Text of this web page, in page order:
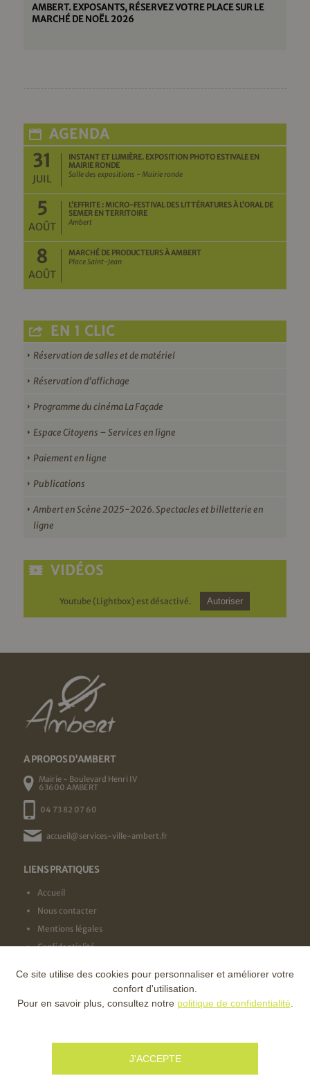
AMBERT. EXPOSANTS, RÉSERVEZ VOTRE PLACE SUR LE
MARCHÉ DE NOËL 2026
AGENDA
31
JUIL
INSTANT ET LUMIÈRE. EXPOSITION PHOTO ESTIVALE EN
MAIRIE RONDE
Salle des expositions - Mairie ronde
5
AOÛT
L’EFFRITE : MICRO-FESTIVAL DES LITTÉRATURES À L’ORAL DE
SEMER EN TERRITOIRE
Ambert
8
AOÛT
MARCHÉ DE PRODUCTEURS À AMBERT
Place Saint-Jean
EN 1 CLIC
Réservation de salles et de matériel
Réservation d’affichage
Programme du cinéma La Façade
Espace Citoyens – Services en ligne
Paiement en ligne
Publications
Ambert en Scène 2025-2026. Spectacles et billetterie en
ligne
VIDÉOS
Youtube (Lightbox) est désactivé. Autoriser
A PROPOS D'AMBERT
Mairie - Boulevard Henri IV
63600 AMBERT
04 73 82 07 60
accueil@services-ville-ambert.fr
LIENS PRATIQUES
Accueil
Nous contacter
Mentions légales
Confidentialité
NOS LABELS
Ce site utilise des cookies pour personnaliser et améliorer votre
confort d'utilisation.
Pour en savoir plus, consultez notre politique de confidentialité
J'ACCEPTE